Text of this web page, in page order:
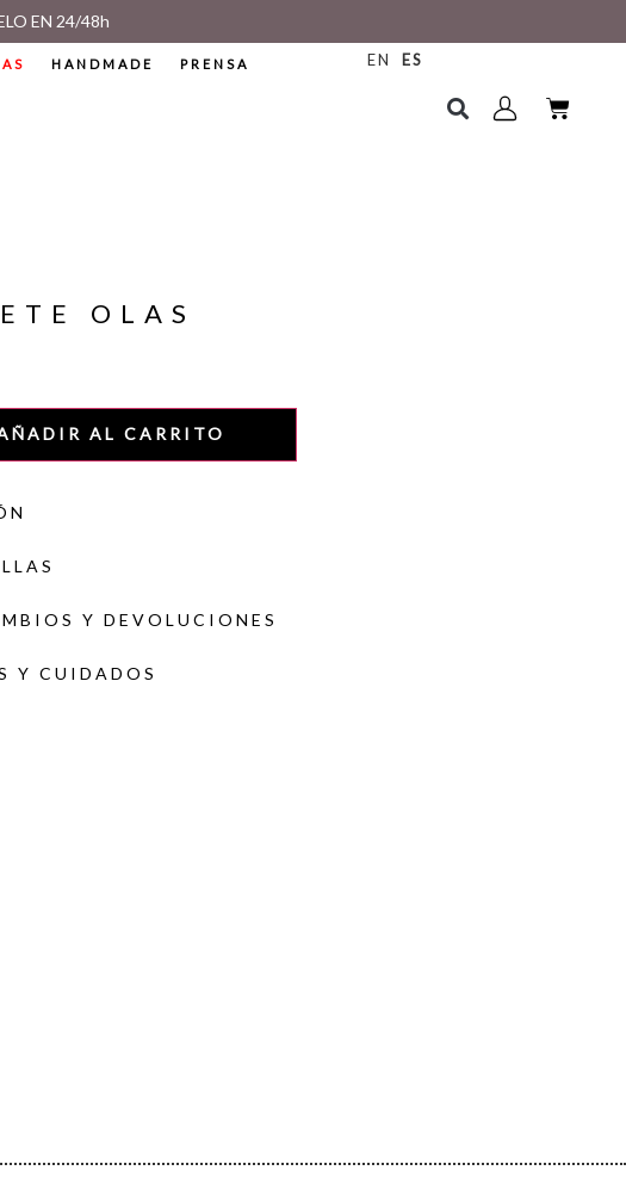
EN 24/48h
HANDMADE PRENSA EN ES
OLAS
AL CARRITO
Y DEVOLUCIONES
Y CUIDADOS